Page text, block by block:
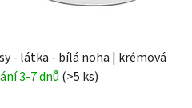
- látka - bílá noha | krémová
3-7 dnů (>5 ks)